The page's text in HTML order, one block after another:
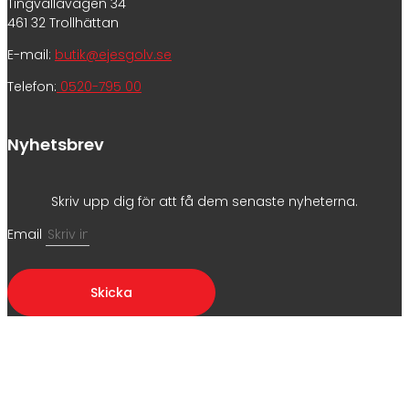
Tingvallavägen 34
461 32 Trollhättan
E-mail: butik@ejesgolv.se
Telefon: 0520-795 00
Nyhetsbrev
Skriv upp dig för att få dem senaste nyheterna.
Email
Skicka